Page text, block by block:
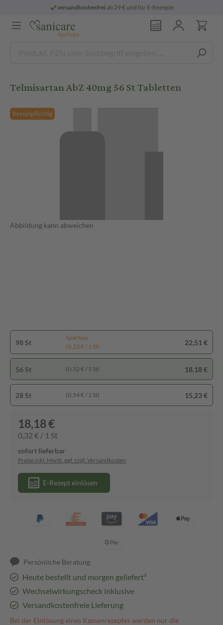
versandkostenfreiab 29 € und für E-Rezepte
Telmisartan AbZ 40mg 56 St Tabletten
Rezeptpflichtig
Abbildung kann abweichen
98 St
Spartipp
(0,23 € / 1 St)
22,51 €
56 St (0,32 € / 1 St) 18,18 €
28 St (0,54 € / 1 St) 15,23 €
18,18 €
0,32 € / 1 St
sofort lieferbar
Preise inkl. MwSt. ggf. zzgl. Versandkosten
E-Rezept einlösen
Persönliche Beratung
Heute bestellt und morgen geliefert³
Wechselwirkungscheck inklusive
Versandkostenfreie Lieferung
Bei der Einlösung eines Kassenrezeptes werden nur die